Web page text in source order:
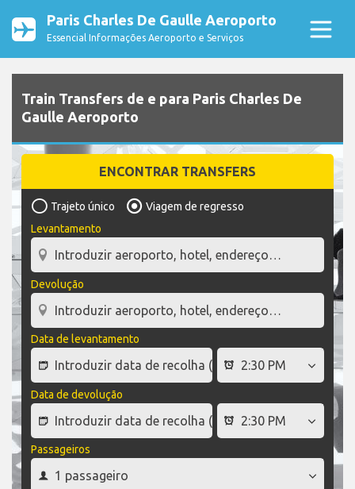
Paris Charles De Gaulle Aeroporto
Essencial Informações Aeroporto e Serviços
Train Transfers de e para Paris Charles De
Gaulle Aeroporto
ENCONTRAR TRANSFERS
Trajeto único
Viagem de regresso
Levantamento
Devolução
Data de levantamento
Data de devolução
Passageiros